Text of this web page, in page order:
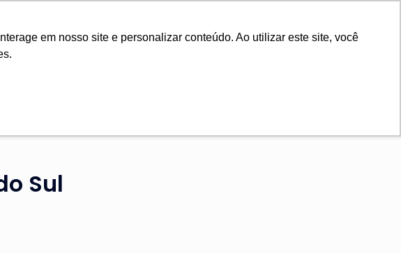
em nosso site e personalizar conteúdo. Ao utilizar este site, você
Sul